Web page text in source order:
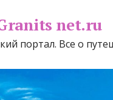
net.ru
портал. Все о